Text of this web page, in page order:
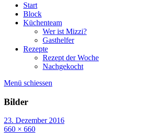
Start
Block
Küchenteam
Wer ist Mizzi?
Gasthelfer
Rezepte
Rezept der Woche
Nachgekocht
Menü schiessen
Bilder
23. Dezember 2016
660 × 660